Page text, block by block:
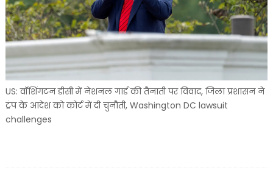
US: वॉशिंगटन डीसी में नेशनल गार्ड की तैनाती पर विवाद, जिला प्रशासन ने
ट्रंप के आदेश को कोर्ट में दी चुनौती, Washington DC lawsuit
challenges